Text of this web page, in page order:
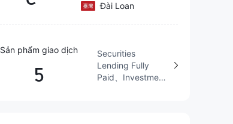
Đài Loan
Sản phẩm giao dịch
5
Securities
Lending Fully
Paid、Investment